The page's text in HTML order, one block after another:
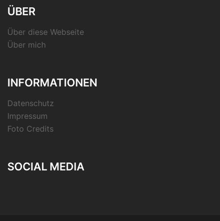
ÜBER
Über diese Webseite
Über mich
INFORMATIONEN
Datenschutz
Impressum
Foto Credits
SOCIAL MEDIA